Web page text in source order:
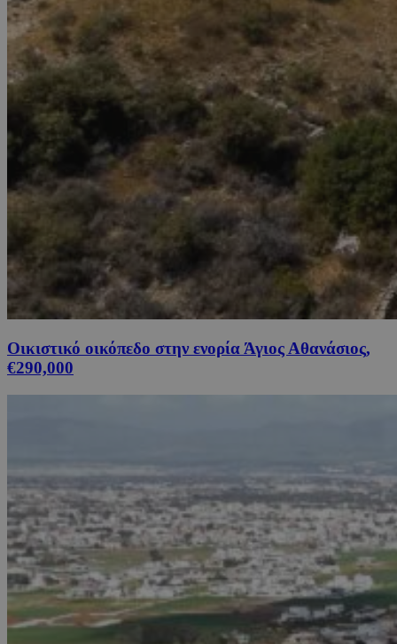
Οικιστικό οικόπεδο στην ενορία Άγιος Αθανάσιος,
€290,000